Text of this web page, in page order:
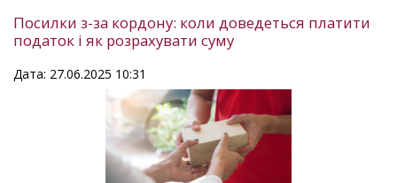
Посилки з-за кордону: коли доведеться платити
податок і як розрахувати суму
Дата: 27.06.2025 10:31